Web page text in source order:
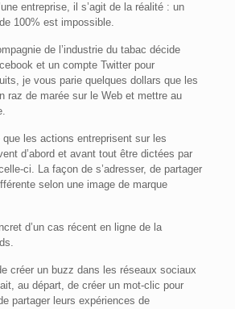
entreprise, il s’agit de la réalité : un
100% est impossible.
de l’industrie du tabac décide
et un compte Twitter pour
je vous parie quelques dollars que les
raz de marée sur le Web et mettre au
que les actions entreprisent sur les
d’abord et avant tout être dictées par
ci. La façon de s’adresser, de partager
selon une image de marque
d’un cas récent en ligne de la
créer un buzz dans les réseaux sociaux
au départ, de créer un mot-clic pour
partager leurs expériences de